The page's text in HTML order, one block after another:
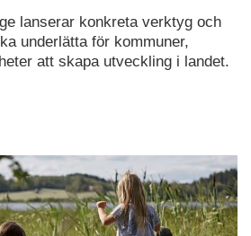
lanserar konkreta verktyg och
underlätta för kommuner,
att skapa utveckling i landet.